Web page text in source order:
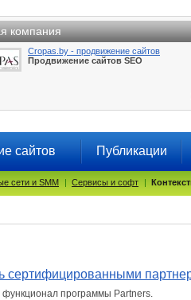
компания
Cropas.by - продвижение сайтов
Продвижение сайтов SEO
сайтов Публикации
сети и SMM | Сервисы и софт |
сертифицированными
программы Partners.